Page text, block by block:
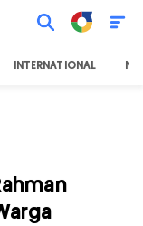
INTERNATIONAL